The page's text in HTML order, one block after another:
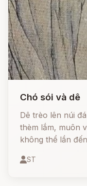
Chó sói và dê
Dê trèo lên núi
thèm lắm, muôn
không thể lần
ST